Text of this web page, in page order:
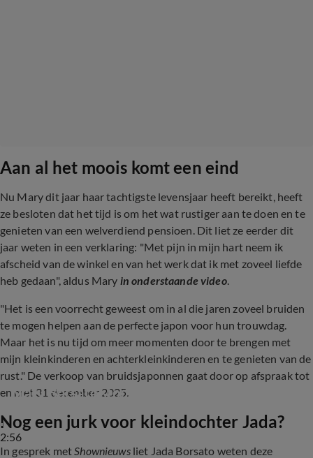
Aan al het moois komt een eind
Nu Mary dit jaar haar tachtigste levensjaar heeft bereikt, heeft
ze besloten dat het tijd is om het wat rustiger aan te doen en te
genieten van een welverdiend pensioen. Dit liet ze eerder dit
jaar weten in een verklaring: "Met pijn in mijn hart neem ik
afscheid van de winkel en van het werk dat ik met zoveel liefde
heb gedaan", aldus Mary in onderstaande video.
"Het is een voorrecht geweest om in al die jaren zoveel bruiden
te mogen helpen aan de perfecte japon voor hun trouwdag.
Maar het is nu tijd om meer momenten door te brengen met
mijn kleinkinderen en achterkleinkinderen en te genieten van de
rust." De verkoop van bruidsjaponnen gaat door op afspraak tot
en met 31 december 2025.
2:56
Mary Borsato stopt met bruidszaak
Nog een jurk voor kleindochter Jada?
In gesprek metShownieuwsliet Jada Borsato weten deze